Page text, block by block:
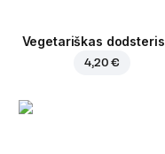
Vegetariškas dodsteris
4,20 €